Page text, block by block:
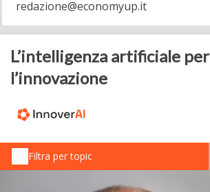
redazione@economyup.it
L’intelligenza artificiale per
l’innovazione
Filtra per topic